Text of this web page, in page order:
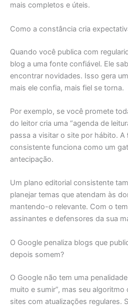
mais completos e úteis.
Como a constância cria
Quando você publica com
blog a uma fonte confiável. Ele
encontrar novidades. Isso gera
mais ele confia, mais fiel se torna.
Por exemplo, se você promete
do leitor cria uma “agenda de
passa a visitar o site por hábito. A
consistente funciona como um
antecipação.
Um plano editorial consistente
planejar temas que atendam às
mantendo-o relevante. Com o
assinantes e defensores da sua
O Google penaliza blogs que
depois somem?
O Google não tem uma
muito e sumir”, mas seu
sites com atualizações regulares.